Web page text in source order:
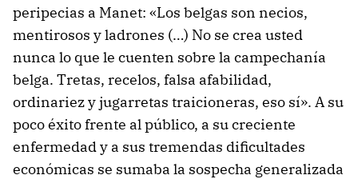
peripecias a Manet: «Los belgas son necios,
mentirosos y ladrones (…) No se crea usted
nunca lo que le cuenten sobre la campechanía
belga. Tretas, recelos, falsa afabilidad,
ordinariez y jugarretas traicioneras, eso sí». A su
poco éxito frente al público, a su creciente
enfermedad y a sus tremendas dificultades
económicas se sumaba la sospecha generalizada